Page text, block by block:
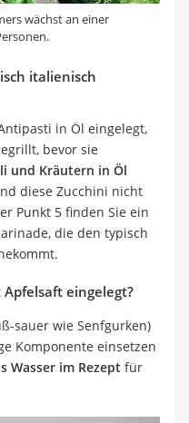
wächst an einer
italienisch
in Öl eingelegt,
bevor sie
und Kräutern in Öl
diese Zucchini nicht
Punkt 5 finden Sie ein
die den typisch
eingelegt?
sauer wie Senfgurken)
Komponente einsetzen
Wasser im Rezept für